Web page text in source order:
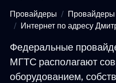
Провайдеры
Интернет по адресу
Федеральные
МГТС располагают
оборудованием,